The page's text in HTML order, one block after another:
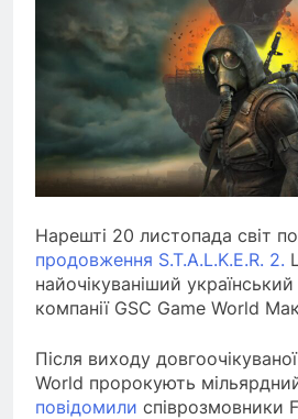
Нарешті 20 листопада світ
продовження S.T.A.L.K.E.R. 2.
найочікуваніший
компанії GSC Game World
Після виходу
World пророкують
повідомили співрозмовники